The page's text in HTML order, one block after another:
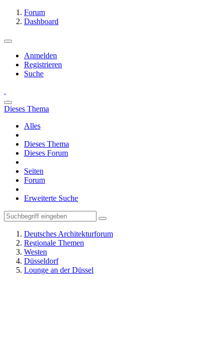
Forum
Dashboard
Anmelden
Registrieren
Suche
Dieses Thema
Alles
Dieses Thema
Dieses Forum
Seiten
Forum
Erweiterte Suche
Deutsches Architekturforum
Regionale Themen
Westen
Düsseldorf
Lounge an der Düssel